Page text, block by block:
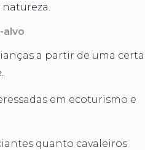
alvo
a partir de uma
em ecoturismo e
quanto cavaleiros